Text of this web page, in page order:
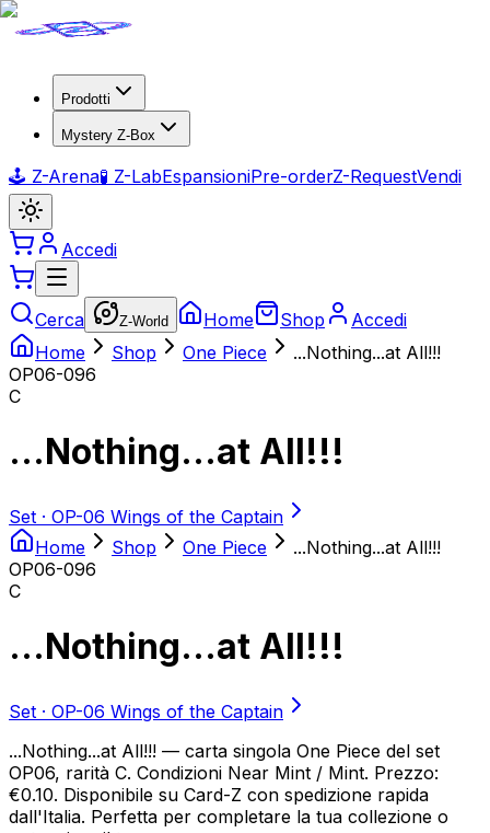
Prodotti
Mystery Z-Box
🕹️ Z-Arena🧪 Z-LabEspansioniPre-orderZ-RequestVendi
Accedi
Cerca Z-World Home Shop
Accedi
Home
Shop One Piece
...Nothing...at All!!!
OP06-096
C
...Nothing...at All!!!
Set · OP-06 Wings of the Captain
Home
Shop One Piece
...Nothing...at All!!!
OP06-096
C
...Nothing...at All!!!
Set · OP-06 Wings of the Captain
...Nothing...at All!!! — carta singola One Piece del set
OP06, rarità C. Condizioni Near Mint / Mint. Prezzo:
€0.10. Disponibile su Card-Z con spedizione rapida
dall'Italia. Perfetta per completare la tua collezione o